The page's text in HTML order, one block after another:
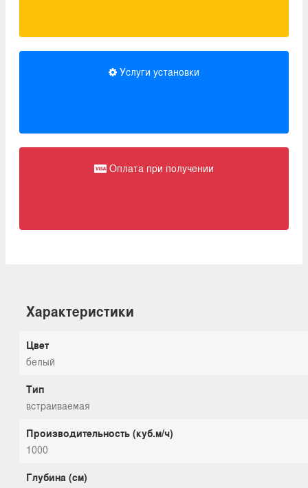
Услуги установки
Оплата при получении
Характеристики
Цвет
белый
Тип
встраиваемая
Производительность (куб.м/ч)
1000
Глубина (см)